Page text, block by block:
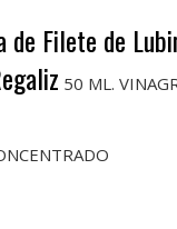
Filete de
50 ML.